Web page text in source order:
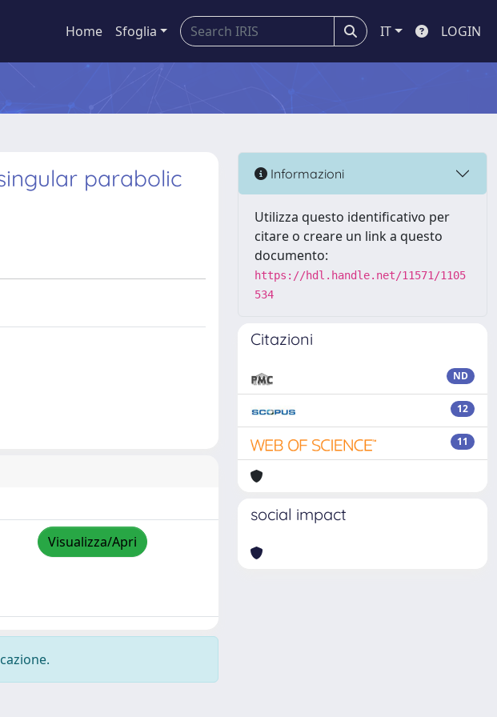
Home Sfoglia IT LOGIN
parabolic
Visualizza/Apri
Informazioni
Utilizza questo identificativo per
citare o creare un link a questo
documento:
https://hdl.handle.net/11571/1105
534
Citazioni
ND
12
11
social impact